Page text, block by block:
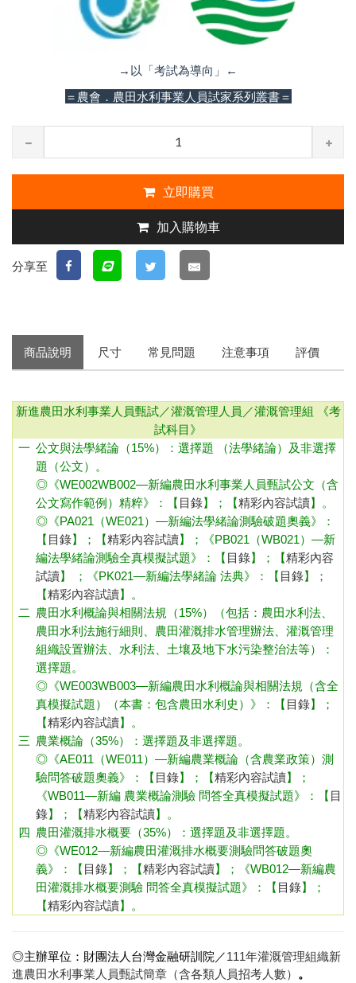
→以「考試為導向」←
＝農會．農田水利事業人員試家系列叢書＝
立即購買
加入購物車
分享至
商品說明 尺寸 常見問題 注意事項 評價
新進農田水利事業人員甄試／灌溉管理人員／灌溉管理組
《考
試科目》
一 公文與法學緒論（15%）：選擇題 （法學緒論）及非選擇
題（公文）。
◎《WE002WB002—新編農田水利事業人員甄試公文（含
公文寫作範例）精粹》：
【 目錄】；【精彩內容試讀】
。
◎《PA021（WE021）—新編法學緒論測驗破題奧義》：
【 目錄】；【精彩內容試讀】 ；
《PB021（WB021）—新
編法學緒論測驗全真模擬試題》：
【 目錄】；【精彩內容
試讀】 ； 《PK021—新編法學緒論 法典》： 【 目錄】；
【精彩內容試讀】
。
二
農田水利概論與相關法規（15%）（包括：農田水利法、
農田水利法施行細則、農田灌溉排水管理辦法、灌溉管理
組織設置辦法、水利法、土壤及地下水污染整治法等）：
選擇題。
◎《WE003WB003—新編農田水利概論與相關法規（含全
真模擬試題）（本書：包含農田水利史）》：
【 目錄】；
【精彩內容試讀】
。
三 農業概論（35%）：選擇題及非選擇題。
◎《AE011（WE011）—新編農業概論（含農業政策）測
驗問答破題奧義》：
【 目錄】；【精彩內容試讀】
；
《WB011—新編 農業概論測驗 問答全真模擬試題》： 【 目
錄】；【精彩內容試讀】
。
四
農田灌溉排水概要（35%）：選擇題及非選擇題。
◎《WE012—新編農田灌溉排水概要測驗問答破題奧
義》：
【 目錄】；【精彩內容試讀】 ； 《WB012—新編農
田灌溉排水概要測驗 問答全真模擬試題》： 【 目錄】；
【精彩內容試讀】 。
◎主辦單位：財團法人台灣金融研訓院／111年灌溉管理組織新
進農田水利事業人員甄試簡章（含各類人員招考人數） 。